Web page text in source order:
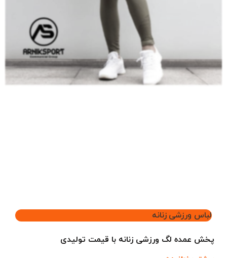
لباس ورزشی زنانه
پخش عمده لگ ورزشی زنانه با قیمت تولیدی